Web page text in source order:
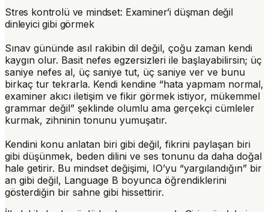
Stres kontrolü ve mindset: Examiner’i düşman değil
dinleyici gibi görmek
Sınav gününde asıl rakibin dil değil, çoğu zaman kendi
kaygın olur. Basit nefes egzersizleri ile başlayabilirsin; üç
saniye nefes al, üç saniye tut, üç saniye ver ve bunu
birkaç tur tekrarla. Kendi kendine “hata yapmam normal,
examiner akıcı iletişim ve fikir görmek istiyor, mükemmel
grammar değil” şeklinde olumlu ama gerçekçi cümleler
kurmak, zihninin tonunu yumuşatır.
Kendini konu anlatan biri gibi değil, fikrini paylaşan biri
gibi düşünmek, beden dilini ve ses tonunu da daha doğal
hale getirir. Bu mindset değişimi, IO’yu “yargılandığın” bir
an gibi değil, Language B boyunca öğrendiklerini
gösterdiğin bir sahne gibi hissettirir.